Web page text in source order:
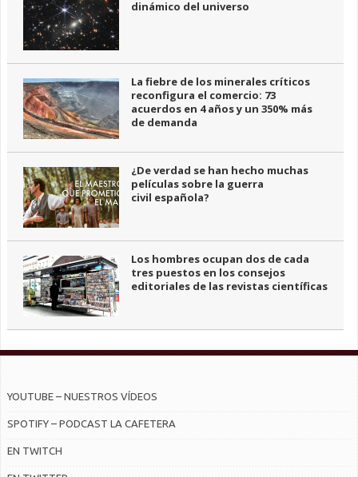
dinámico del universo
La fiebre de los minerales críticos
reconfigura el comercio: 73
acuerdos en 4 años y un 350% más
de demanda
¿De verdad se han hecho muchas
películas sobre la guerra
civil española?
Los hombres ocupan dos de cada
tres puestos en los consejos
editoriales de las revistas científicas
YOUTUBE – NUESTROS VÍDEOS
SPOTIFY – PODCAST LA CAFETERA
EN TWITCH